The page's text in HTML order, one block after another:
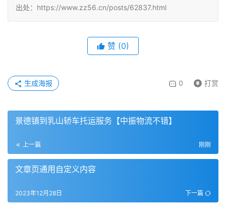
出处：https://www.zz56.cn/posts/62837.html
赞 (0)
0 打赏
生成海报
景德镇到乳山轿车托运服务【中振物流不错】
上一篇 刚刚
文章页通用自定义内容
下一篇
2023年12月28日